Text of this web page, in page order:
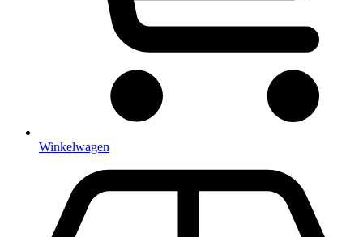
Winkelwagen